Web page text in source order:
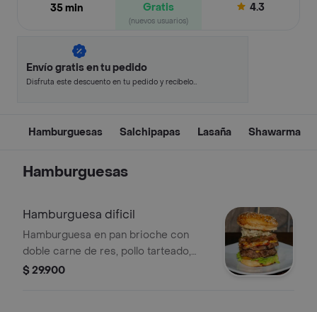
35 min
Gratis
(nuevos usuarios)
4.3
Envío gratis en tu pedido
Disfruta este descuento en tu pedido y recíbelo
Hamburguesas Salchipapas Lasaña Shawarma
Hamburguesas
Hamburguesa dificil
Hamburguesa en pan brioche con
doble carne de res, pollo tarteado,
queso blanco, queso cheddar,
$ 29.900